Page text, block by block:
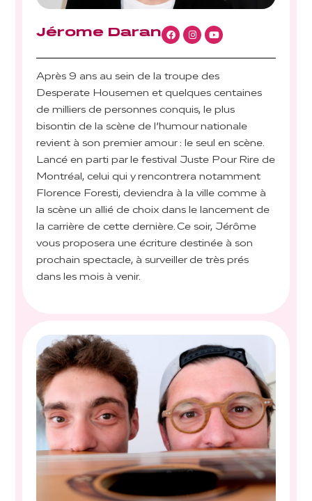
Jérome Daran
Après 9 ans au sein de la troupe des
Desperate Housemen et quelques centaines
de milliers de personnes conquis, le plus
bisontin de la scène de l’humour nationale
revient à son premier amour : le seul en scène.
Lancé en parti par le festival Juste Pour Rire de
Montréal, celui qui y rencontrera notamment
Florence Foresti, deviendra à la ville comme à
la scène un allié de choix dans le lancement de
la carrière de cette dernière. Ce soir, Jérôme
vous proposera une écriture destinée à son
prochain spectacle, à surveiller de très prés
dans les mois à venir.